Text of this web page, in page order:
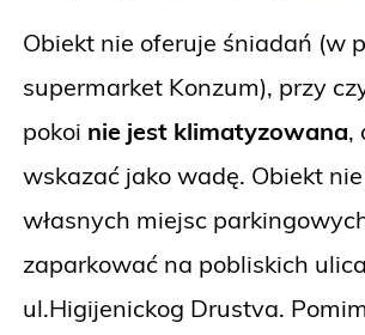
Obiekt nie oferuje śniadań (w
supermarket Konzum), przy
pokoi nie jest klimatyzowana,
wskazać jako wadę. Obiekt
własnych miejsc
zaparkować na pobliskich
ul.Higijenickog Drustva.